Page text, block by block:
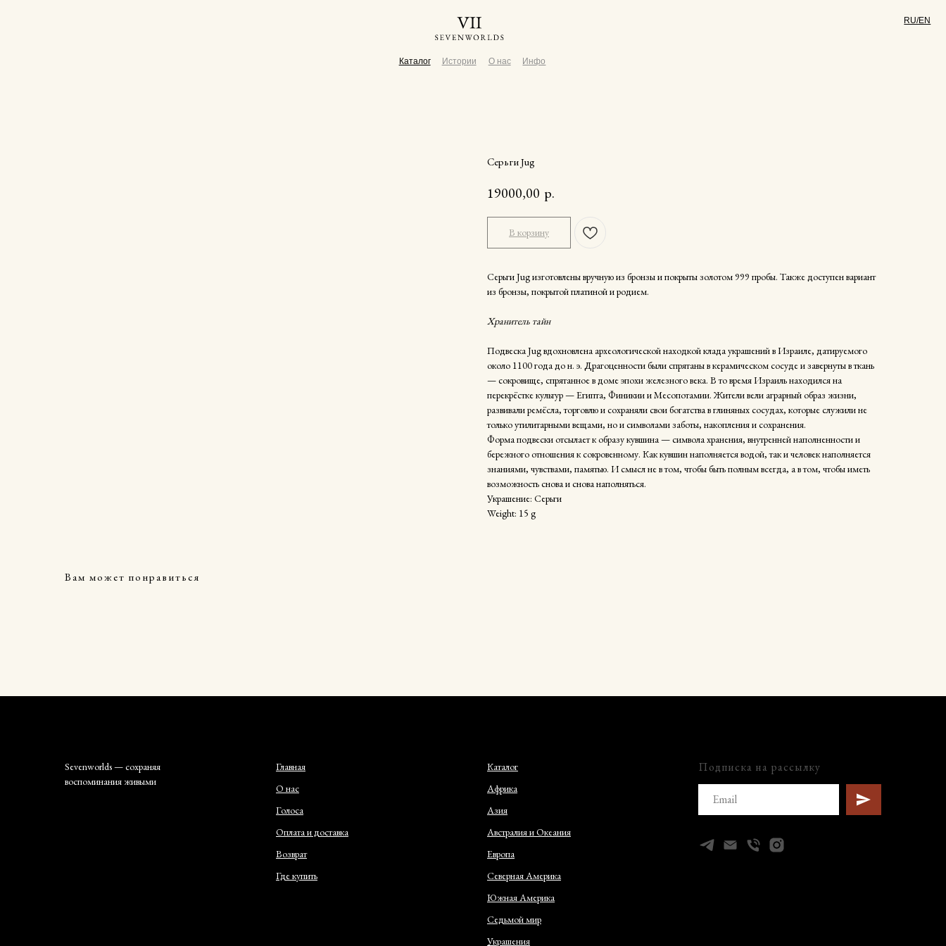
Серьги Jug
19000,00 р.
В корзину
Серьги Jug изготовлены вручную из бронзы и покрыты золотом 999 пробы. Также доступен вариант
из бронзы, покрытой платиной и родием.
Хранитель тайн
Подвеска Jug вдохновлена археологической находкой клада украшений в Израиле, датируемого
около 1100 года до н. э. Драгоценности были спрятаны в керамическом сосуде и завернуты в ткань
— сокровище, спрятанное в доме эпохи железного века. В то время Израиль находился на
перекрёстке культур — Египта, Финикии и Месопотамии. Жители вели аграрный образ жизни,
развивали ремёсла, торговлю и сохраняли свои богатства в глиняных сосудах, которые служили не
только утилитарными вещами, но и символами заботы, накопления и сохранения.
Форма подвески отсылает к образу кувшина — символа хранения, внутренней наполненности и
бережного отношения к сокровенному. Как кувшин наполняется водой, так и человек наполняется
знаниями, чувствами, памятью. И смысл не в том, чтобы быть полным всегда, а в том, чтобы иметь
возможность снова и снова наполняться.
Украшение: Серьги
Weight: 15 g
Вам может понравиться
Sevenworlds — сохраняя
воспоминания живыми
Главная
О нас
Голоса
Оплата и доставка
Возврат
Где купить
Каталог
Африка
Азия
Австралия и Океания
Европа
Северная Америка
Южная Америка
Седьмой мир
Украшения
Подписка на рассылку